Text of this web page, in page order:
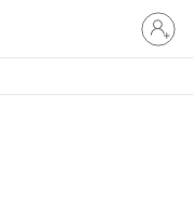
vă
la
dvs.